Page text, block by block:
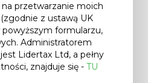
przetwarzanie moich
z ustawą UK
formularzu,
Administratorem
Lidertax Ltd, a pełny
znajduje się - TU